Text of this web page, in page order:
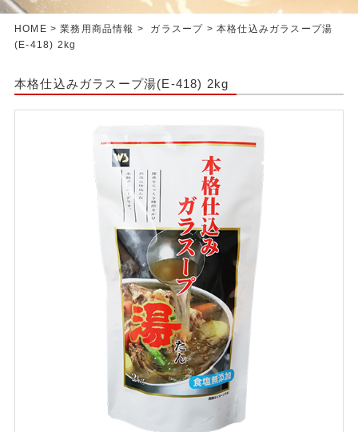
HOME >業務用商品情報 > ガラスープ > 本格仕込みガラスープ湯
(E-418) 2kg
本格仕込みガラスープ湯(E-418) 2kg